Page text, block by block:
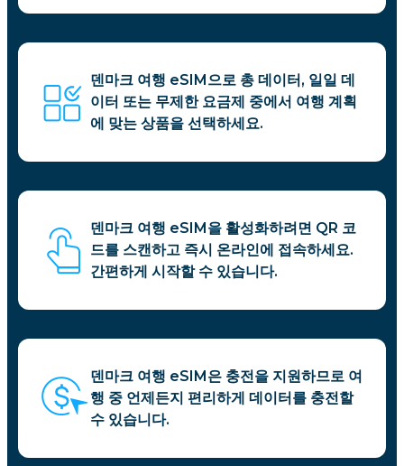
덴마크 여행 eSIM으로 총 데이터, 일일 데
이터 또는 무제한 요금제 중에서 여행 계획
에 맞는 상품을 선택하세요.
덴마크 여행 eSIM을 활성화하려면 QR 코
드를 스캔하고 즉시 온라인에 접속하세요.
간편하게 시작할 수 있습니다.
덴마크 여행 eSIM은 충전을 지원하므로 여
행 중 언제든지 편리하게 데이터를 충전할
수 있습니다.